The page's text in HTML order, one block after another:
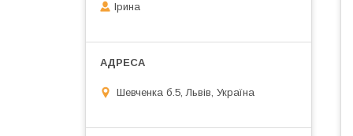
Ірина
Шевченка б.5, Львів, Україна